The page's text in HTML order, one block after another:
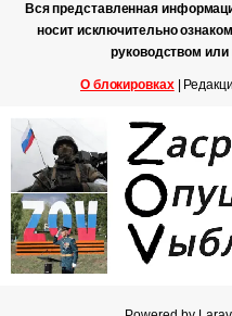
Вся представленная
носит исключительно
руководством
О блокировках|